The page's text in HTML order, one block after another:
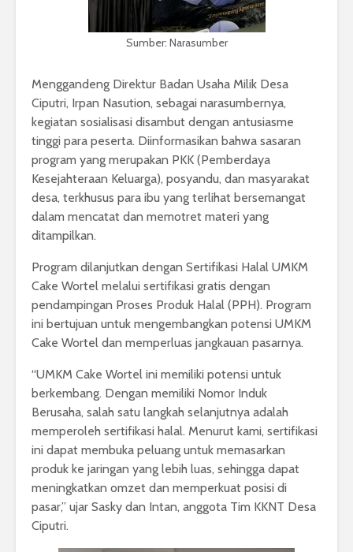
Sumber: Narasumber
Menggandeng Direktur Badan Usaha Milik Desa
Ciputri, Irpan Nasution, sebagai narasumbernya,
kegiatan sosialisasi disambut dengan antusiasme
tinggi para peserta. Diinformasikan bahwa sasaran
program yang merupakan PKK (Pemberdaya
Kesejahteraan Keluarga), posyandu, dan masyarakat
desa, terkhusus para ibu yang terlihat bersemangat
dalam mencatat dan memotret materi yang
ditampilkan.
Program dilanjutkan dengan Sertifikasi Halal UMKM
Cake Wortel melalui sertifikasi gratis dengan
pendampingan Proses Produk Halal (PPH). Program
ini bertujuan untuk mengembangkan potensi UMKM
Cake Wortel dan memperluas jangkauan pasarnya.
“UMKM Cake Wortel ini memiliki potensi untuk
berkembang. Dengan memiliki Nomor Induk
Berusaha, salah satu langkah selanjutnya adalah
memperoleh sertifikasi halal. Menurut kami, sertifikasi
ini dapat membuka peluang untuk memasarkan
produk ke jaringan yang lebih luas, sehingga dapat
meningkatkan omzet dan memperkuat posisi di
pasar,” ujar Sasky dan Intan, anggota Tim KKNT Desa
Ciputri.